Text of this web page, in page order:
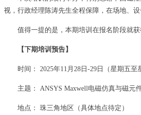
视，行政经理陈涛先生全程保障，在场地、
值得一提的是，本期培训在报名阶段就
【下期培训预告】
时间： 2025年11月28日-29日（星期五至
主题： ANSYS Maxwell电磁仿真与磁元
地点： 珠三角地区（具体地点待定）